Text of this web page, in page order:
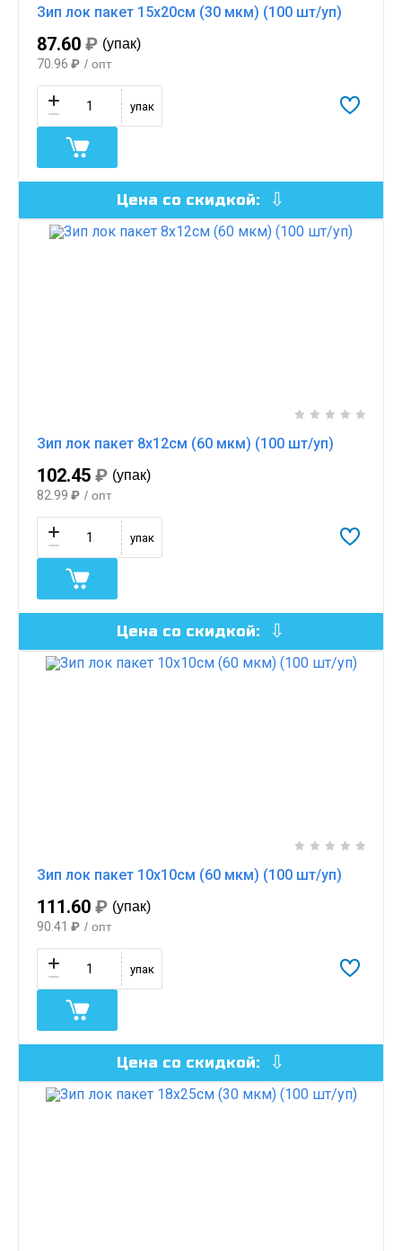
Зип лок пакет 15х20см (30 мкм) (100 шт/уп)
87.60 ₽ (упак)
70.96 ₽ / опт
упак
Цена со скидкой:
Зип лок пакет 8х12см (60 мкм) (100 шт/уп)
102.45 ₽ (упак)
82.99 ₽ / опт
упак
Цена со скидкой:
Зип лок пакет 10х10см (60 мкм) (100 шт/уп)
111.60 ₽ (упак)
90.41 ₽ / опт
упак
Цена со скидкой: